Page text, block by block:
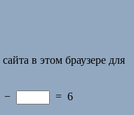
в этом браузере для
− = 6